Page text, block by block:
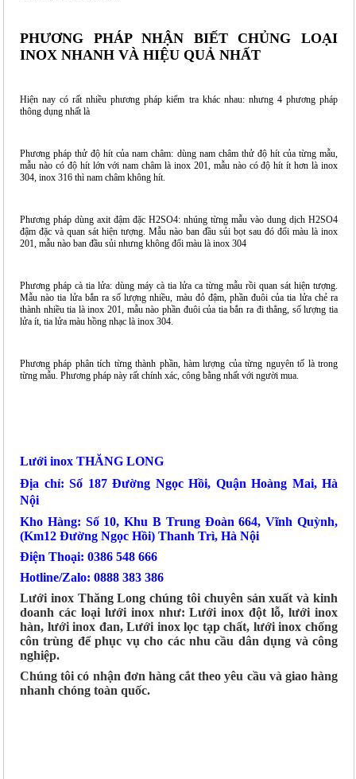
PHƯƠNG PHÁP NHẬN BIẾT CHỦNG LOẠI
INOX NHANH VÀ HIỆU QUẢ NHẤT
Hiện nay có rất nhiều phương pháp kiểm tra khác nhau: nhưng 4 phương pháp
thông dụng nhất là
Phương pháp thử độ hít của nam châm: dùng nam châm thử độ hít của từng mẫu,
mẫu nào có độ hít lớn với nam châm là inox 201, mẫu nào có độ hít ít hơn là inox
304, inox 316 thì nam châm không hít.
Phương pháp dùng axit đậm đặc H2SO4: nhúng từng mẫu vào dung dịch H2SO4
đậm đặc và quan sát hiện tượng. Mẫu nào ban đầu sủi bọt sau đó đổi màu là inox
201, mẫu nào ban đầu sủi nhưng không đổi màu là inox 304
Phương pháp cà tia lửa: dùng máy cà tia lửa ca từng mẫu rồi quan sát hiện tượng.
Mẫu nào tia lửa bắn ra số lượng nhiều, màu đỏ đậm, phần đuôi của tia lửa chẻ ra
thành nhiều tia là inox 201, mẫu nào phần đuôi của tia bắn ra đi thẳng, số lượng tia
lửa ít, tia lửa màu hồng nhạc là inox 304.
Phương pháp phân tích từng thành phần, hàm lượng của từng nguyên tố là trong
từng mẫu. Phương pháp này rất chính xác, công bằng nhất với người mua.
Lưới inox THĂNG LONG
Địa chỉ: Số 187 Đường Ngọc Hồi, Quận Hoàng Mai, Hà
Nội
Kho Hàng: Số 10, Khu B Trung Đoàn 664, Vĩnh Quỳnh,
(Km12 Đường Ngọc Hồi) Thanh Trì, Hà Nội
Điện Thoại: 0386 548 666
Hotline/Zalo: 0888 383 386
Lưới inox Thăng Long chúng tôi chuyên sản xuất và kinh
doanh các loại lưới inox như: Lưới inox đột lỗ, lưới inox
hàn, lưới inox đan, Lưới inox lọc tạp chất, lưới inox chống
côn trùng để phục vụ cho các nhu cầu dân dụng và công
nghiệp.
Chúng tôi có nhận đơn hàng cắt theo yêu cầu và giao hàng
nhanh chóng toàn quốc.